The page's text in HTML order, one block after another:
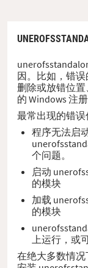
因。比如，错
删除或放错位置
的 Windows 注册
最常出现的错误
程序无法启
个问题。
启动
的模块
加载
的模块
上运行，或
在绝大多数情况